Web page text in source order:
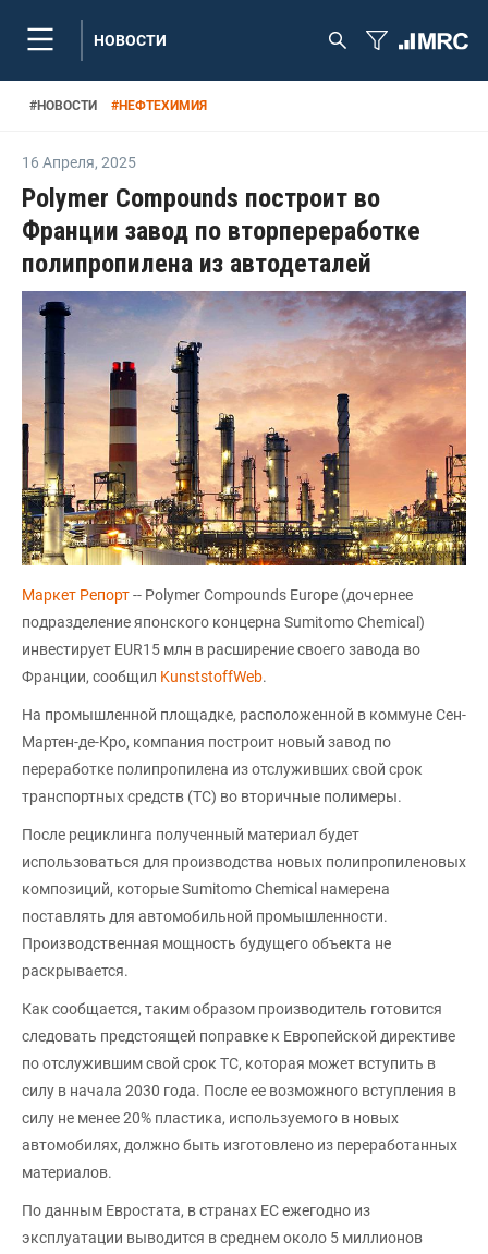
НОВОСТИ
#НОВОСТИ #НЕФТЕХИМИЯ
16 Апреля, 2025
Polymer Compounds построит во
Франции завод по вторпереработке
полипропилена из автодеталей
Маркет Репорт-- Polymer Compounds Europe (дочернее
подразделение японского концерна Sumitomo Chemical)
инвестирует EUR15 млн в расширение своего завода во
Франции, сообщил KunststoffWeb.
На промышленной площадке, расположенной в коммуне Сен-
Мартен-де-Кро, компания построит новый завод по
переработке полипропилена из отслуживших свой срок
транспортных средств (ТС) во вторичные полимеры.
После рециклинга полученный материал будет
использоваться для производства новых полипропиленовых
композиций, которые Sumitomo Chemical намерена
поставлять для автомобильной промышленности.
Производственная мощность будущего объекта не
раскрывается.
Как сообщается, таким образом производитель готовится
следовать предстоящей поправке к Европейской директиве
по отслужившим свой срок ТС, которая может вступить в
силу в начала 2030 года. После ее возможного вступления в
силу не менее 20% пластика, используемого в новых
автомобилях, должно быть изготовлено из переработанных
материалов.
По данным Евростата, в странах ЕС ежегодно из
эксплуатации выводится в среднем около 5 миллионов